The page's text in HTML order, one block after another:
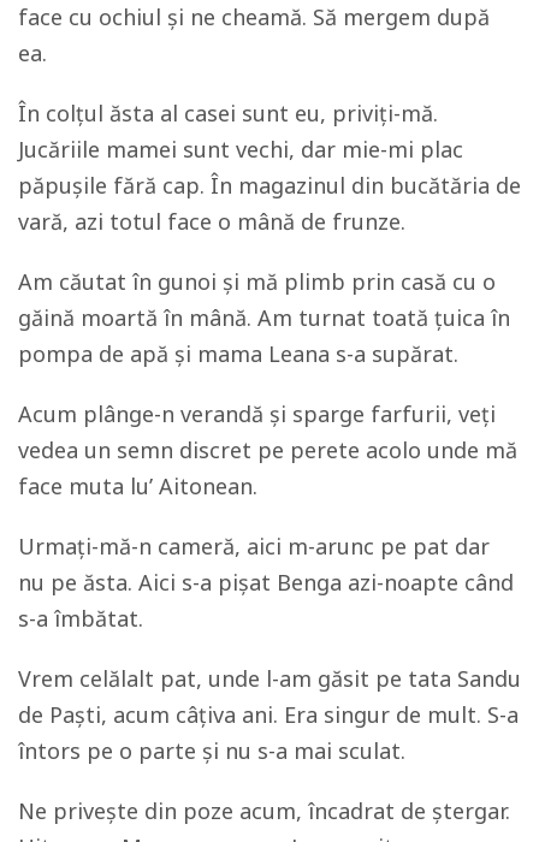
face cu ochiul și ne cheamă. Să mergem după
ea.
În colțul ăsta al casei sunt eu, priviți-mă.
Jucăriile mamei sunt vechi, dar mie-mi plac
păpușile fără cap. În magazinul din bucătăria de
vară, azi totul face o mână de frunze.
Am căutat în gunoi și mă plimb prin casă cu o
găină moartă în mână. Am turnat toată țuica în
pompa de apă și mama Leana s-a supărat.
Acum plânge-n verandă și sparge farfurii, veți
vedea un semn discret pe perete acolo unde mă
face muta lu’ Aitonean.
Urmați-mă-n cameră, aici m-arunc pe pat dar
nu pe ăsta. Aici s-a pișat Benga azi-noapte când
s-a îmbătat.
Vrem celălalt pat, unde l-am găsit pe tata Sandu
de Paști, acum câțiva ani. Era singur de mult. S-a
întors pe o parte și nu s-a mai sculat.
Ne privește din poze acum, încadrat de ștergar.